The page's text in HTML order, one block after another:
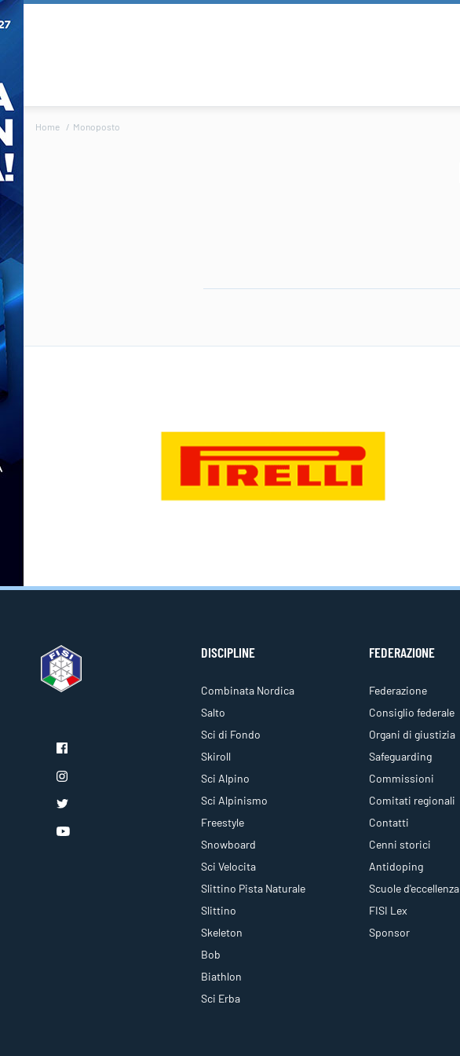
Home Monoposto
DISCIPLINE
Combinata Nordica
Salto
Sci di Fondo
Skiroll
Sci Alpino
Sci Alpinismo
Freestyle
Snowboard
Sci Velocita
Slittino Pista Naturale
Slittino
Skeleton
Bob
Biathlon
Sci Erba
FEDERAZIONE
Federazione
Consiglio federale
Organi di giustizia
Safeguarding
Commissioni
Comitati regionali
Contatti
Cenni storici
Antidoping
Scuole d'eccellenza
FISI Lex
Sponsor